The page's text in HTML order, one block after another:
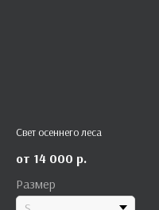
Свет осеннего леса
14 000 р.
Размер